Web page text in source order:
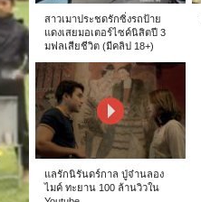
สาวเมาประชดรักซิ่งรถป้าย
แดงเสยมอเตอร์ไซค์นิสิตปี 3
มฟลเสียชีวิต (มีคลิป 18+)
แลรักนิรันดร์กาล ปู่จ๋านลอง
ไมค์ ทะยาน 100 ล้านวิวใน